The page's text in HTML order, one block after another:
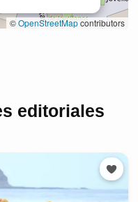
editoriales